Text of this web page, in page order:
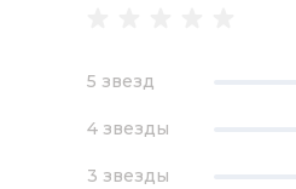
5 звезд
4 звезды
3 звезды